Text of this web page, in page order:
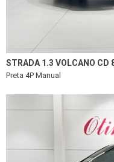
STRADA 1.3 VOLCANO CD
Preta 4P Manual